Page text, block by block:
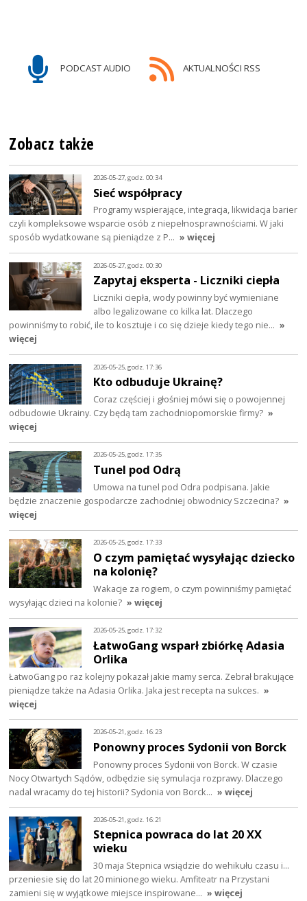
PODCAST AUDIO AKTUALNOŚCI RSS
Zobacz także
2026-05-27, godz. 00:34
Sieć współpracy
Programy wspierające, integracja, likwidacja barier
czyli kompleksowe wsparcie osób z niepełnosprawnościami. W jaki
sposób wydatkowane są pieniądze z P… » więcej
2026-05-27, godz. 00:30
Zapytaj eksperta - Liczniki ciepła
Liczniki ciepła, wody powinny być wymieniane
albo legalizowane co kilka lat. Dlaczego
powinniśmy to robić, ile to kosztuje i co się dzieje kiedy tego nie… »
więcej
2026-05-25, godz. 17:36
Kto odbuduje Ukrainę?
Coraz częściej i głośniej mówi się o powojennej
odbudowie Ukrainy. Czy będą tam zachodniopomorskie firmy? »
więcej
2026-05-25, godz. 17:35
Tunel pod Odrą
Umowa na tunel pod Odra podpisana. Jakie
będzie znaczenie gospodarcze zachodniej obwodnicy Szczecina? »
więcej
2026-05-25, godz. 17:33
O czym pamiętać wysyłając dziecko
na kolonię?
Wakacje za rogiem, o czym powinniśmy pamiętać
wysyłając dzieci na kolonie? » więcej
2026-05-25, godz. 17:32
ŁatwoGang wsparł zbiórkę Adasia
Orlika
ŁatwoGang po raz kolejny pokazał jakie mamy serca. Zebrał brakujące
pieniądze także na Adasia Orlika. Jaka jest recepta na sukces. »
więcej
2026-05-21, godz. 16:23
Ponowny proces Sydonii von Borck
Ponowny proces Sydonii von Borck. W czasie
Nocy Otwartych Sądów, odbędzie się symulacja rozprawy. Dlaczego
nadal wracamy do tej historii? Sydonia von Borck… » więcej
2026-05-21, godz. 16:21
Stepnica powraca do lat 20 XX
wieku
30 maja Stepnica wsiądzie do wehikułu czasu i…
przeniesie się do lat 20 minionego wieku. Amfiteatr na Przystani
zamieni się w wyjątkowe miejsce inspirowane… » więcej